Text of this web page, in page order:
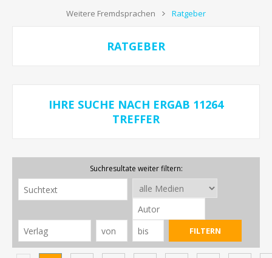
Weitere Fremdsprachen
Ratgeber
RATGEBER
IHRE SUCHE NACH ERGAB 11264
TREFFER
Suchresultate weiter filtern: